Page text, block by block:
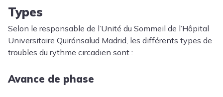
Types
Selon le responsable de l’Unité du Sommeil de l’Hôpital
Universitaire Quirónsalud Madrid, les différents types de
troubles du rythme circadien sont :
Avance de phase